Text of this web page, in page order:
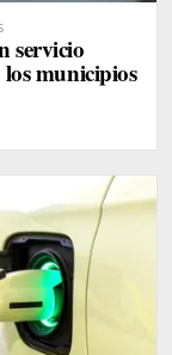
servicio
municipios